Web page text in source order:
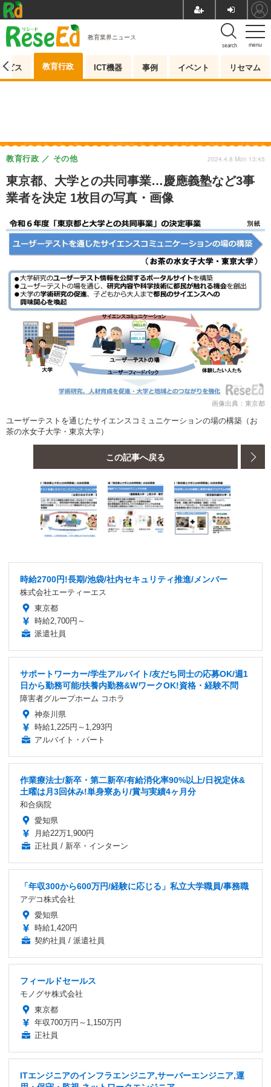
menu
search
教育業界ニュース
ビス 教育行政 ICT機器 事例 イベント リセマム
東京都、大学との共同事業…慶應義塾など3事
業者を決定 1枚目の写真・画像
教育行政 その他 2024.4.8 Mon 13:45
画像出典：東京都
ユーザーテストを通じたサイエンスコミュニケーションの場の構築（お
茶の水女子大学・東京大学）
この記事へ戻る
時給2700円!長期/池袋/社内セキュリティ推進/メンバー
株式会社エーティーエス
東京都
時給2,700円～
派遣社員
サポートワーカー/学生アルバイト/友だち同士の応募OK/週1
日から勤務可能/扶養内勤務&WワークOK!資格・経験不問
障害者グループホーム コホラ
神奈川県
時給1,225円～1,293円
アルバイト・パート
作業療法士/新卒・第二新卒/有給消化率90%以上/日祝定休&
土曜は月3回休み!単身寮あり/賞与実績4ヶ月分
和合病院
愛知県
月給22万1,900円
正社員 / 新卒・インターン
「年収300から600万円/経験に応じる」私立大学職員/事務職
アデコ株式会社
愛知県
時給1,420円
契約社員 / 派遣社員
フィールドセールス
モノグサ株式会社
東京都
年収700万円～1,150万円
正社員
ITエンジニアのインフラエンジニア,サーバーエンジニア,運